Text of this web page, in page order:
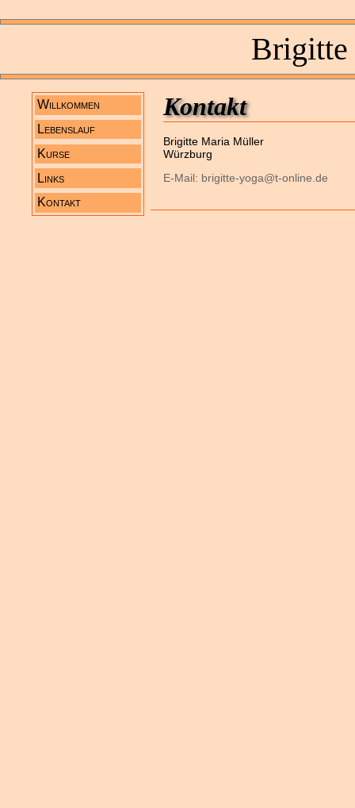
Willkommen
Lebenslauf
Kurse
Links
Kontakt
Kontakt
Brigitte Maria Müller
Würzburg
E-Mail: brigitte-yoga@t-online.de